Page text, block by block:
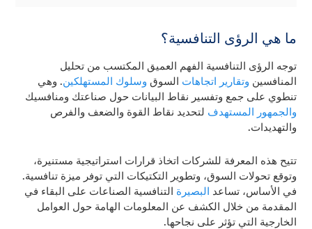
ما هي الرؤى التنافسية؟
توجه الرؤى التنافسية الفهم العميق المكتسب من تحليل
المنافسين وتقارير اتجاهات السوق وسلوك المستهلكين. وهي
تنطوي على جمع وتفسير نقاط البيانات حول صناعتك ومنافسيك
والجمهور المستهدف لتحديد نقاط القوة والضعف والفرص
والتهديدات.
تتيح هذه المعرفة للشركات اتخاذ قرارات استراتيجية مستنيرة،
وتوقع تحولات السوق، وتطوير التكتيكات التي توفر ميزة تنافسية.
في الأساس، تساعد البصيرة التنافسية الصناعات على البقاء في
المقدمة من خلال الكشف عن المعلومات الهامة حول العوامل
الخارجية التي تؤثر على نجاحها.